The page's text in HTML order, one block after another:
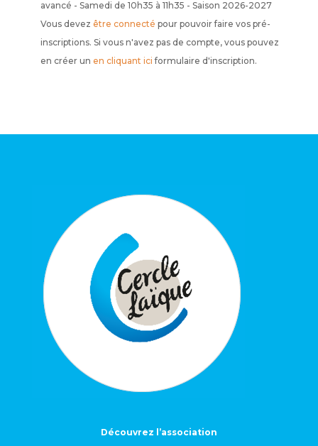
avancé - Samedi de 10h35 à 11h35 - Saison 2026-2027
Vous devez être connecté pour pouvoir faire vos pré-
inscriptions. Si vous n'avez pas de compte, vous pouvez
en créer un en cliquant ici formulaire d'inscription.
Découvrez l’association